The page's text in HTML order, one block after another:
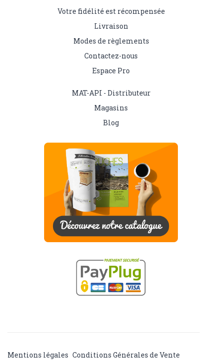
Votre fidélité est récompensée
Livraison
Modes de règlements
Contactez-nous
Espace Pro
MAT-API - Distributeur
Magasins
Blog
Mentions légales Conditions Générales de Vente